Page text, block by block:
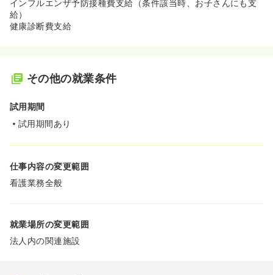
インフルエンザ予防接種費支給（条件該当時、お子さんにも支
給）
健康診断費支給
その他の就業条件
試用期間
試用期間あり
仕事内容の変更範囲
看護業務全般
就業場所の変更範囲
法人内の関連施設